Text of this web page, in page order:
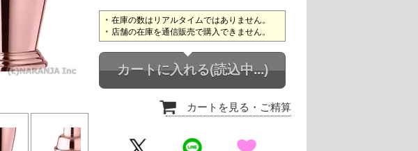
在庫の数はリアルタイムではありません。
店舗の在庫を通信販売で購入できません。
カートに入れる(読込中...)
カートを見る ・ご精算